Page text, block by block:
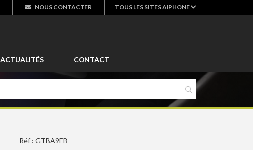
NOUS CONTACTER TOUS LES SITES AIPHONE
ACTUALITÉS CONTACT
Réf : GTBA9EB